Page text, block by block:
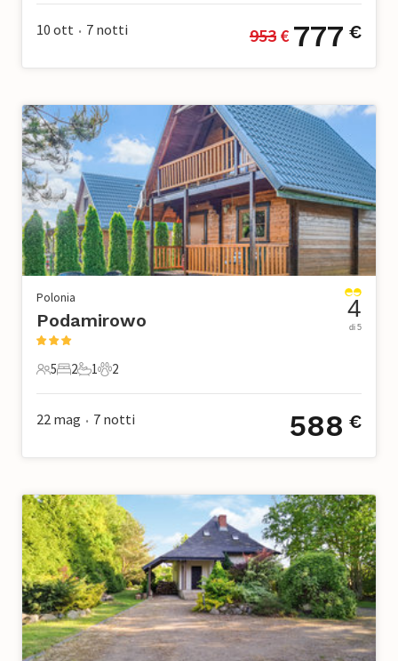
10 ott • 7 notti 953 € 777 €
Polonia
Podamirowo
5 Ospiti
5
2 Camere da letto
2
1 Bagno
1
2 Animali domestici
2
4
di 5
22 mag • 7 notti 588 €